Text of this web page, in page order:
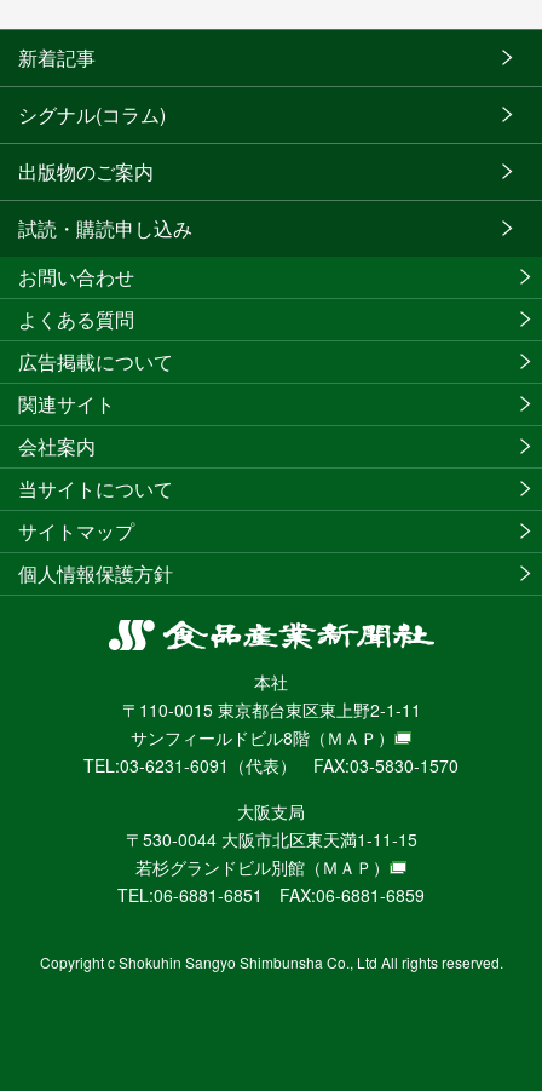
新着記事
シグナル(コラム)
出版物のご案内
試読・購読申し込み
食
産
業
新
聞
社
ニ
ュ
ー
WEB
本社
〒110-0015 東京都台東区東上野2-1-11
サンフィールドビル8階 （ＭＡＰ）
TEL:03-6231-6091（代表） FAX:03-5830-1570
大阪支局
〒530-0044 大阪市北区東天満1-11-15
若杉グランドビル別館 （ＭＡＰ）
TEL:06-6881-6851 FAX:06-6881-6859
お問い合わせ
よくある質問
広告掲載について
関連サイト
会社案内
当サイトについて
サイトマップ
個人情報保護方針
Copyright c Shokuhin Sangyo Shimbunsha Co., Ltd All rights reserved.